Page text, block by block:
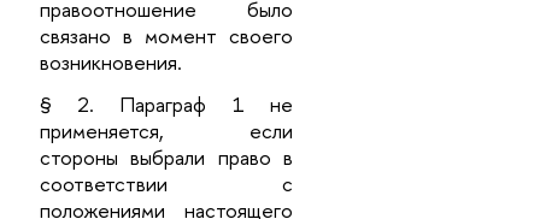
правоотношение было
связано в момент своего
возникновения.
§ 2. Параграф 1 не
применяется, если
стороны выбрали право в
соответствии с
положениями настоящего